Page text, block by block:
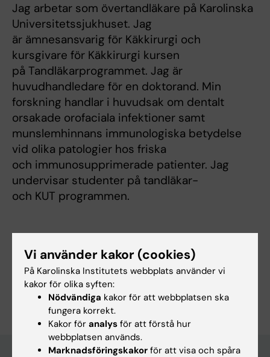
Jag arbetar som övertandläkare på Karolinska
Universitetssjukhuset. Jag
är ämnesansvarig för Käkkirurgi och
kursgivare för Käkkirurgi kursen
på Tandläkarprogrammet. Jag är
huvudhandledare för en doktorand. Min
forskning handlar i huvudsak om dentalt
orsakade orofaciala infektioner samt
munslemhinnans immunologiska betydelse
vid olika patologier hos friska
och immunosupprimerade patienter. Jag
undervisar studenter på tandläkar-
och KUT programmen.
Odontologi
Är du Robert Heymann?
Redigera din profil
Vi använder kakor (cookies)
På Karolinska Institutets webbplats använder vi
kakor för olika syften:
Nödvändiga kakor för att webbplatsen ska
fungera korrekt.
Kakor för analys för att förstå hur
webbplatsen används.
Marknadsföringskakor för att visa och spåra